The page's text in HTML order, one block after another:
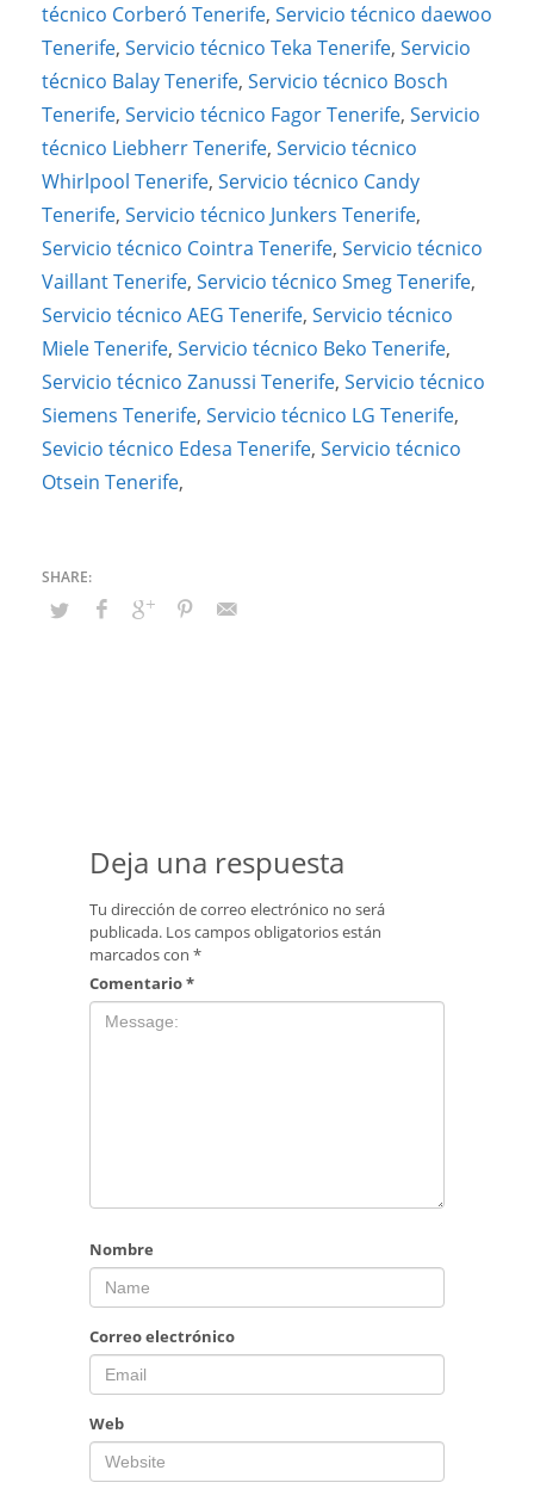
técnico Corberó Tenerife, Servicio técnico daewoo
Tenerife, Servicio técnico Teka Tenerife, Servicio
técnico Balay Tenerife, Servicio técnico Bosch
Tenerife, Servicio técnico Fagor Tenerife, Servicio
técnico Liebherr Tenerife, Servicio técnico
Whirlpool Tenerife, Servicio técnico Candy
Tenerife, Servicio técnico Junkers Tenerife,
Servicio técnico Cointra Tenerife, Servicio técnico
Vaillant Tenerife, Servicio técnico Smeg Tenerife,
Servicio técnico AEG Tenerife, Servicio técnico
Miele Tenerife, Servicio técnico Beko Tenerife,
Servicio técnico Zanussi Tenerife, Servicio técnico
Siemens Tenerife, Servicio técnico LG Tenerife,
Sevicio técnico Edesa Tenerife, Servicio técnico
Otsein Tenerife,
Deja una respuesta
Tu dirección de correo electrónico no será
publicada. Los campos obligatorios están
marcados con *
Comentario*
Nombre
Correo electrónico
Web